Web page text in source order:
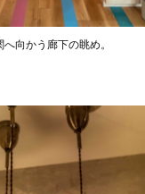
へ向かう廊下の眺め。